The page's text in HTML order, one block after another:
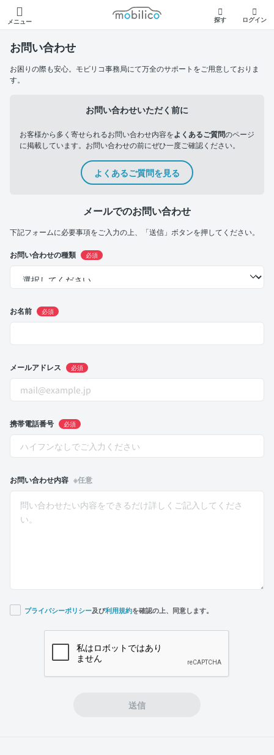
メニュー
モビリコ
探す ログイン
お問い合わせ
お困りの際も安心。モビリコ事務局にて万全のサポートをご用意しておりま
す。
お問い合わせいただく前に
お客様から多く寄せられるお問い合わせ内容をよくあるご質問のページ
に掲載しています。お問い合わせの前にぜひ一度ご確認ください。
よくあるご質問を見る
メールでのお問い合わせ
下記フォームに必要事項をご入力の上、「送信」ボタンを押してください。
お問い合わせの種類 必須
お名前 必須
メールアドレス 必須
携帯電話番号 必須
お問い合わせ内容 ※任意
プライバシーポリシー及び利用規約を確認の上、同意します。
送信